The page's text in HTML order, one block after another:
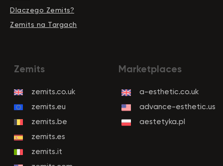
Dlaczego Zemits?
Zemits na Targach